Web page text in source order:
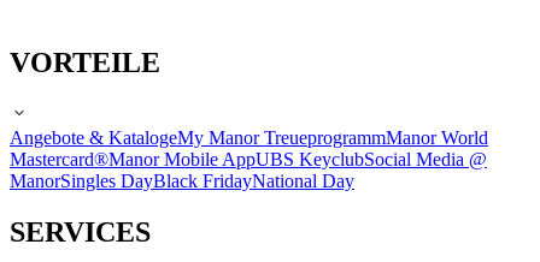
VORTEILE
Angebote & KatalogeMy Manor TreueprogrammManor World
Mastercard®Manor Mobile AppUBS KeyclubSocial Media @
ManorSingles DayBlack FridayNational Day
SERVICES